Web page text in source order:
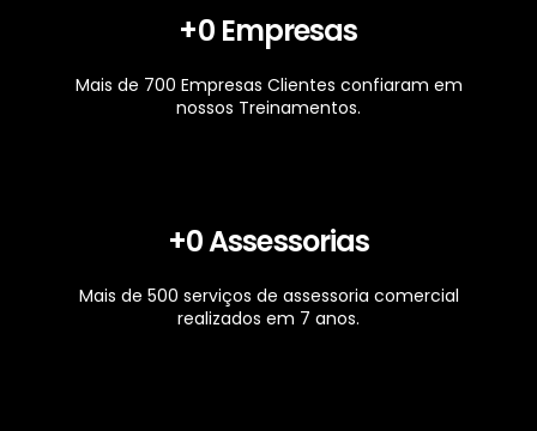
+0 Empresas
Mais de 700 Empresas Clientes confiaram em
nossos Treinamentos.
+0 Assessorias
Mais de 500 serviços de assessoria comercial
realizados em 7 anos.